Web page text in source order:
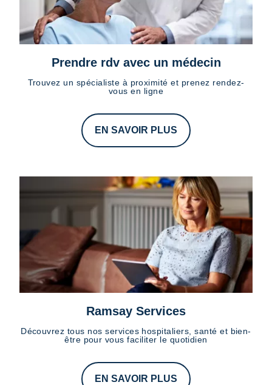
Prendre rdv avec un médecin
Trouvez un spécialiste à proximité et prenez rendez-
vous en ligne
EN SAVOIR PLUS
Ramsay Services
Découvrez tous nos services hospitaliers, santé et bien-
être pour vous faciliter le quotidien
EN SAVOIR PLUS